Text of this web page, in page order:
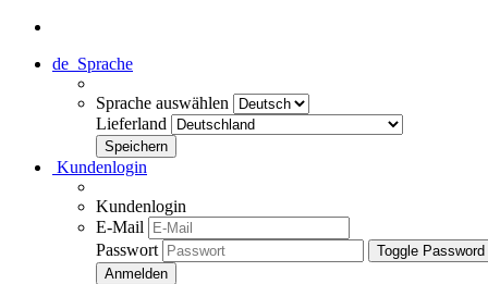
de Sprache
Sprache auswählen
Lieferland
Kundenlogin
Kundenlogin
E-Mail
Passwort
Toggle